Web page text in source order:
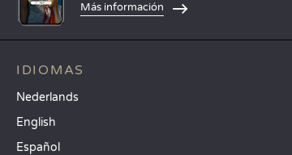
Más información
IDIOMAS
Nederlands
English
Español